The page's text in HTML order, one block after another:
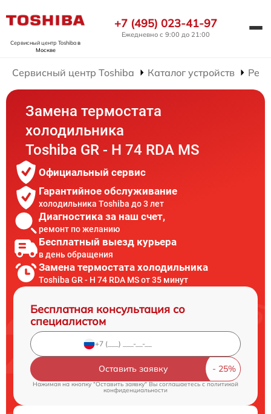
Сервисный центр Toshibaв
Москве
+7 (495) 023-41-97
Ежедневно с 9:00 до 21:00
Сервисный центр Toshiba Каталог устройств
Замена термостата
холодильника
Toshiba GR - H 74 RDA MS
Официальный сервис
Гарантийное обслуживание
холодильника Toshiba до 3 лет
Диагностика за наш счет,
ремонт по желанию
Бесплатный выезд курьера
в день обращения
Замена термостата холодильника
Toshiba GR - H 74 RDA MS от 35 минут
Бесплатная консультация со
специалистом
Оставить заявку
Нажимая на кнопку "Оставить заявку" Вы соглашаетесь cполитикой
конфиденциальности